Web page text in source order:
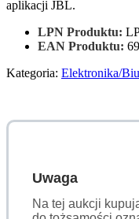
aplikacji JBL.
LPN Produktu:
EAN Produktu:
Kategoria: Elektronika/
Uwaga
Na tej aukcji